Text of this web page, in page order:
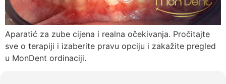
Aparatić za zube cijena i realna očekivanja. Pročitajte
sve o terapiji i izaberite pravu opciju i zakažite pregled
u MonDent ordinaciji.